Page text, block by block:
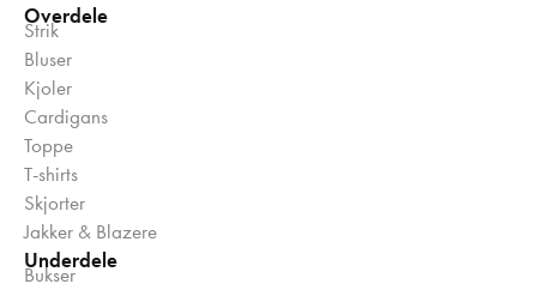
Overdele
Strik
Bluser
Kjoler
Cardigans
Toppe
T-shirts
Skjorter
Jakker & Blazere
Underdele
Bukser